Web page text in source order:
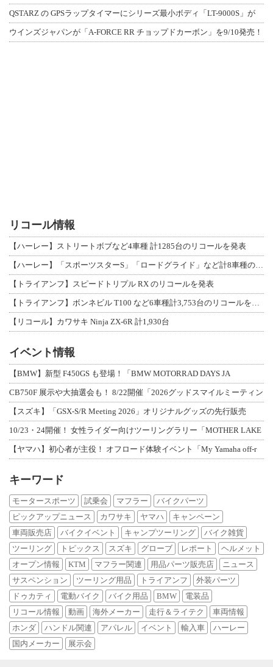
QSTARZ の GPSラップタイマーにシリーズ最小ボディ「LT-9000S」が
ウインズジャパンが「A-FORCE RR チョップドカーボン」を9/10発売！
リコール情報
【ハーレー】ストリートボブなど4車種 計1285台のリコールを発表
【ハーレー】「スポーツスターS」「ロードグライド」など計8車種のリコールを発表
【トライアンフ】スピードトリプル RX のリコールを発表
【トライアンフ】ボンネビル T100 など6車種計3,753台のリコールを発表
【リコール】カワサキ Ninja ZX-6R 計1,930台
イベント情報
【BMW】新型 F450GS も登場！「BMW MOTORRAD DAYS JA
CB750F 展示や大抽選会も！ 8/22開催「2026グッドスマイルミーティン
【スズキ】「GSX-S/R Meeting 2026」オリジナルグッズの先行販売
10/23・24開催！ 女性ライダー向けツーリングラリー「MOTHER LAKE
【ヤマハ】初心者が主役！ オフロード体験イベント「My Yamaha off-r
キーワード
モータースポーツ 試乗会 マフラー
バイクパーツ
ピックアップニュース
カワサキ ヤマハ
キャンペーン
車両販売店
バイクイベント キャンプツーリング
バイク雑貨
ツーリング
トピックス スズキ グローブ レポート
ヘルメット
オープン情報
KTM マフラー関連 用品パーツ販売店
ニュース
サスペンション
ツーリング用品 トライアンフ
外装パーツ
ドゥカティ
電動バイク バイク用品 BMW
電装品
リコール情報
動画 海外メーカー 走行＆ライテク
車両情報
ホンダ
ハンドル関連 アパレル イベント 輸入車
ハーレー
国内メーカー
展示会